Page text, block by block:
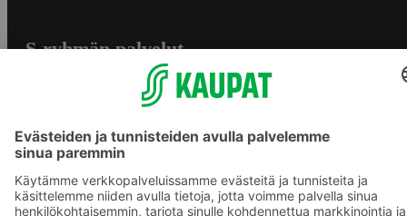
S-ryhmän palvelut
Yhteishyvä Ruoka -sovellus
S-ostoslista -sovellus
Prisma.fi
Sokos.fi